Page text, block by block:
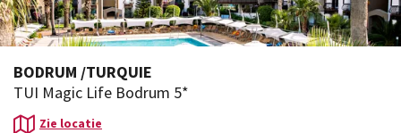
BODRUM /TURQUIE
TUI Magic Life Bodrum 5*
Zie locatie